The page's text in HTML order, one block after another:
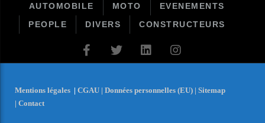
AUTOMOBILE MOTO
EVENEMENTS
PEOPLE
DIVERS CONSTRUCTEURS
Mentions légales | CGAU | Données personnelles (EU) | Sitemap
| Contact